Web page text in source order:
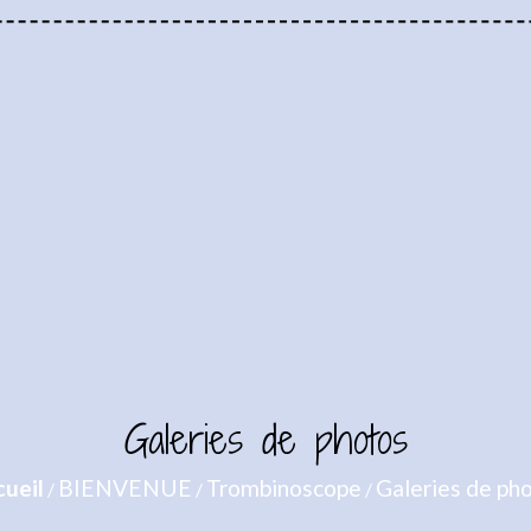
Galeries de photos
/ BIENVENUE / Trombinoscope / Galeries de